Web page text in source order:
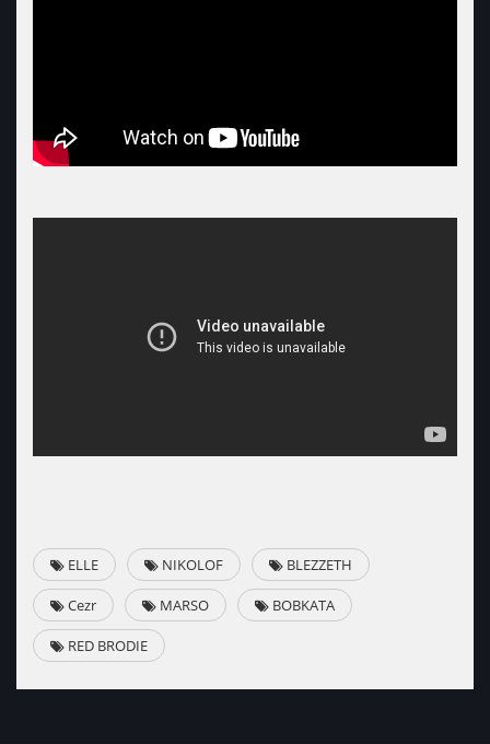
ELLE NIKOLOF BLEZZETH
Cezr MARSO BOBKATA
RED BRODIE